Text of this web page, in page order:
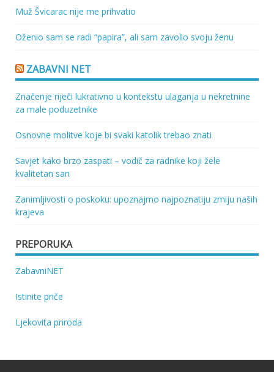
Muž Švicarac nije me prihvatio
Oženio sam se radi “papira”, ali sam zavolio svoju ženu
ZABAVNI NET
Značenje riječi lukrativno u kontekstu ulaganja u nekretnine
za male poduzetnike
Osnovne molitve koje bi svaki katolik trebao znati
Savjet kako brzo zaspati – vodič za radnike koji žele
kvalitetan san
Zanimljivosti o poskoku: upoznajmo najpoznatiju zmiju naših
krajeva
PREPORUKA
ZabavniNET
Istinite priče
Ljekovita priroda